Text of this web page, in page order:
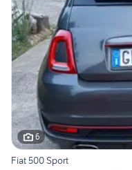
6
Fiat 500 Sport